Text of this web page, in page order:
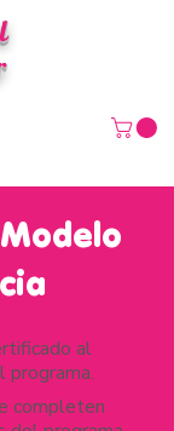
al
completen